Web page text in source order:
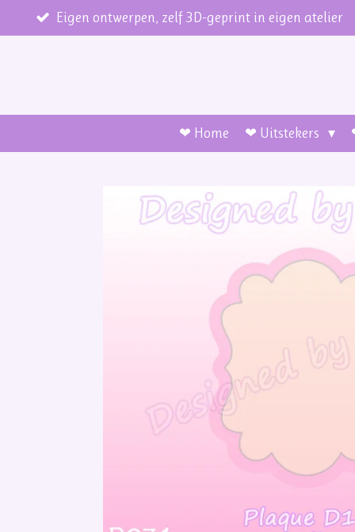
direct
Eigen ontwerpen, zelf 3D-geprint in eigen atelier
❤ Home ❤ Uitstekers